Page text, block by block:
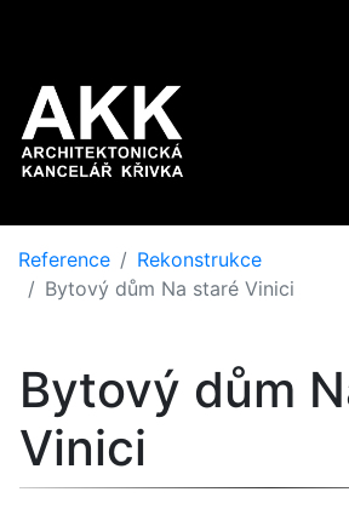
Reference
Rekonstrukce
Bytový dům Na staré Vinici
Bytový dům
Vinici